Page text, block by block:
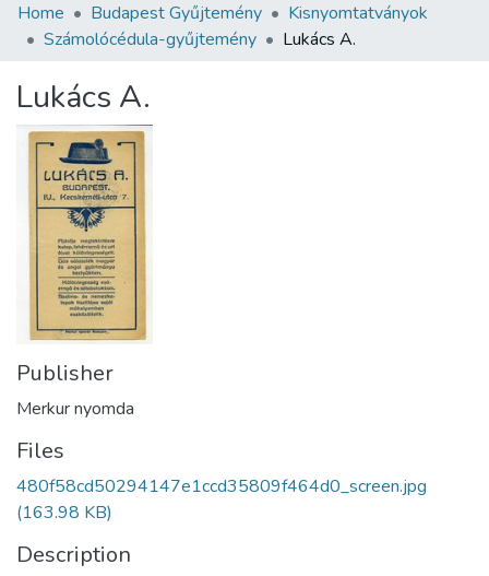
Communities & Collections
Statistics
About us
Home Budapest Gyűjtemény
Kisnyomtatványok
Számolócédula-gyűjtemény
Lukács A.
Lukács A.
Publisher
Merkur nyomda
Files
480f58cd50294147e1ccd35809f464d0_screen.jpg
(163.98 KB)
Description